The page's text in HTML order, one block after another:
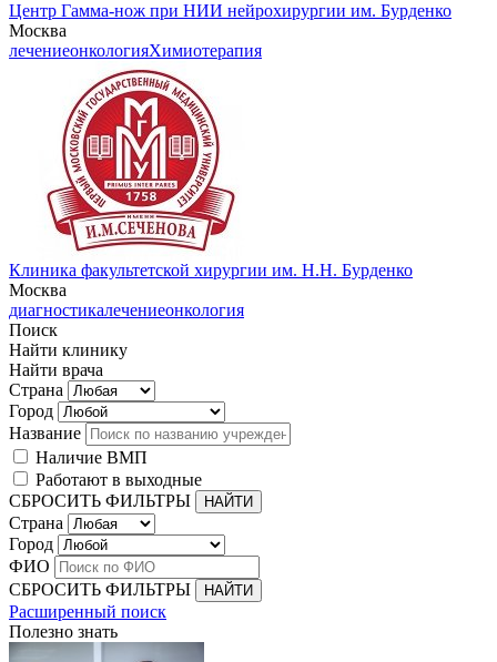
Центр Гамма-нож при НИИ нейрохирургии им. Бурденко
Москва
лечениеонкологияХимиотерапия
Клиника факультетской хирургии им. Н.Н. Бурденко
Москва
диагностикалечениеонкология
Поиск
Найти клинику
Найти врача
Страна
Город
Название
Наличие ВМП
Работают в выходные
СБРОСИТЬ ФИЛЬТРЫ
Страна
Город
ФИО
СБРОСИТЬ ФИЛЬТРЫ
Расширенный поиск
Полезно знать